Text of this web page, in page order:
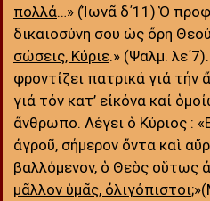
πολλά…» (Ἰωνᾶ δ΄11) Ὁ
δικαιοσύνη σου ὡς ὄρη
σώσεις, Κύριε.» (Ψαλμ.
φροντίζει πατρικά γιά τήν
γιά τόν κατ’ εἰκόνα καί
ἄνθρωπο. Λέγει ὁ Κύριος :
ἀγροῦ, σήμερον ὄντα καὶ
βαλλόμενον, ὁ Θεὸς οὕτως
μᾶλλον ὑμᾶς, ὀλιγόπιστοι